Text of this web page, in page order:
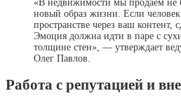
«В недвижимости мы продаём не
новый образ жизни. Если
пространстве через ваш контент,
Эмоция должна идти в паре с
толщине стен», — утверждает
Олег Павлов.
Работа с репутацией и